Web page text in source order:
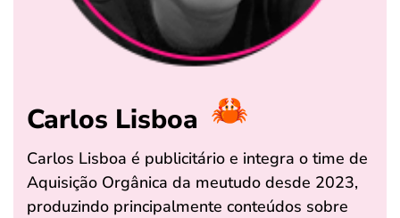
Carlos Lisboa
Carlos Lisboa é publicitário e integra o time de
Aquisição Orgânica da meutudo desde 2023,
produzindo principalmente conteúdos sobre